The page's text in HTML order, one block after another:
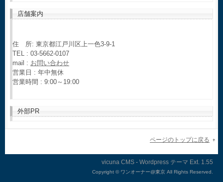
店舗案内
住 所: 東京都江戸川区上一色3-9-1
TEL : 03-5662-0107
mail : お問い合わせ
営業日 : 年中無休
営業時間 : 9:00～19:00
外部PR
ページのトップに戻る
vicuna CMS - Wordpress テーマ Ext.
Copyright © ワンオーナー@東京 All Rights Reserved.